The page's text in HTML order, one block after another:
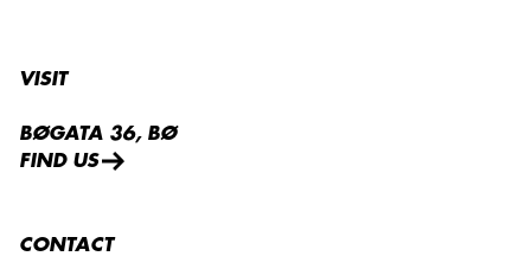
VISIT
BØGATA 36, BØ
FIND US
CONTACT